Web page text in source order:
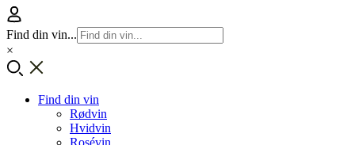
Find din vin...
×
Find din vin
Rødvin
Hvidvin
Rosévin